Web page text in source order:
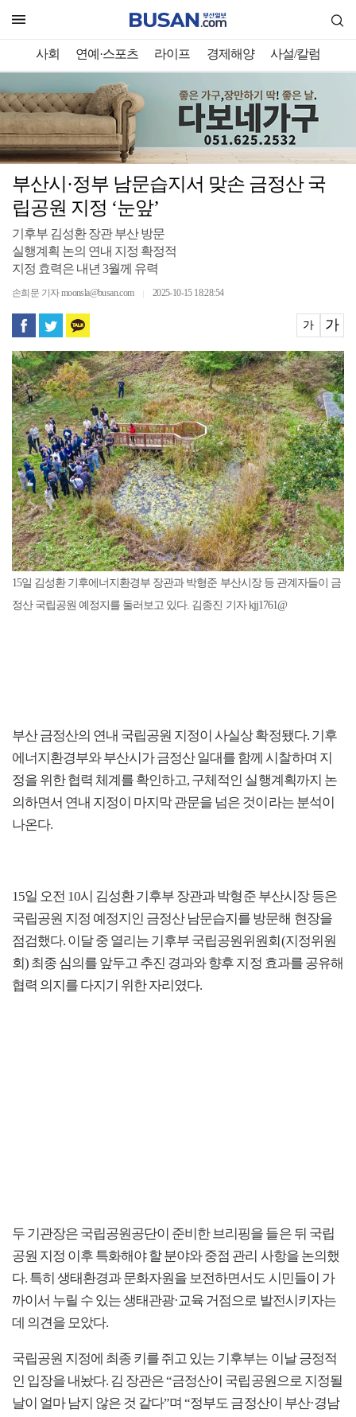
사회 연예·스포츠 라이프 경제해양 사설/칼럼
부산시·정부 남문습지서 맞손 금정산 국
립공원 지정 ‘눈앞’
기후부 김성환 장관 부산 방문
실행계획 논의 연내 지정 확정적
지정 효력은 내년 3월께 유력
손희문 기자 moonsla@busan.com 2025-10-15 18:28:54
가 가
15일 김성환 기후에너지환경부 장관과 박형준 부산시장 등 관계자들이 금
정산 국립공원 예정지를 둘러보고 있다. 김종진 기자 kjj1761@
부산 금정산의 연내 국립공원 지정이 사실상 확정됐다. 기후
에너지환경부와 부산시가 금정산 일대를 함께 시찰하며 지
정을 위한 협력 체계를 확인하고, 구체적인 실행계획까지 논
의하면서 연내 지정이 마지막 관문을 넘은 것이라는 분석이
나온다.
15일 오전 10시 김성환 기후부 장관과 박형준 부산시장 등은
국립공원 지정 예정지인 금정산 남문습지를 방문해 현장을
점검했다. 이달 중 열리는 기후부 국립공원위원회(지정위원
회) 최종 심의를 앞두고 추진 경과와 향후 지정 효과를 공유해
협력 의지를 다지기 위한 자리였다.
두 기관장은 국립공원공단이 준비한 브리핑을 들은 뒤 국립
공원 지정 이후 특화해야 할 분야와 중점 관리 사항을 논의했
다. 특히 생태환경과 문화자원을 보전하면서도 시민들이 가
까이서 누릴 수 있는 생태관광·교육 거점으로 발전시키자는
데 의견을 모았다.
국립공원 지정에 최종 키를 쥐고 있는 기후부는 이날 긍정적
인 입장을 내놨다. 김 장관은 “금정산이 국립공원으로 지정될
날이 얼마 남지 않은 것 같다”며 “정부도 금정산이 부산·경남